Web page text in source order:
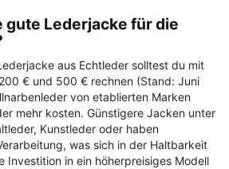
gute Lederjacke für die
aus Echtleder solltest du mit
€ und 500 € rechnen (Stand: Juni
von etablierten Marken
mehr kosten. Günstigere Jacken unter
Kunstleder oder haben
was sich in der Haltbarkeit
Investition in ein höherpreisiges Modell